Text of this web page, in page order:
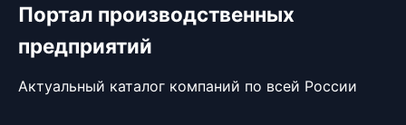
Портал производственных
предприятий
Актуальный каталог компаний по всей России